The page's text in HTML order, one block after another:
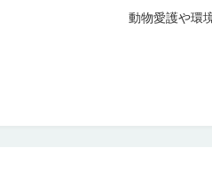
動物愛護や環